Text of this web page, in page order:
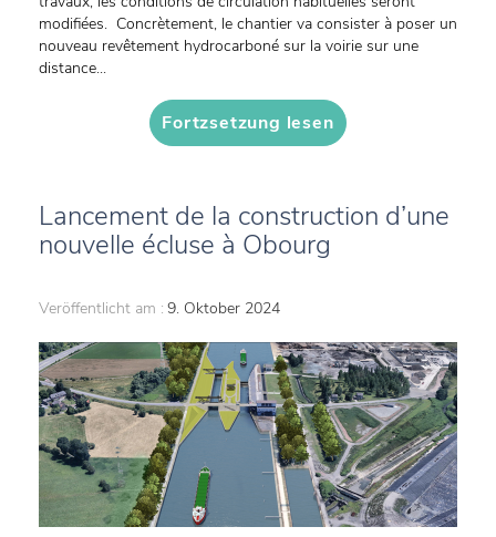
modifiées. Concrètement, le chantier va consister à poser un
nouveau revêtement hydrocarboné sur la voirie sur une
distance...
Fortzsetzung lesen
Lancement de la construction d’une
nouvelle écluse à Obourg
Veröffentlicht am : 9. Oktober 2024